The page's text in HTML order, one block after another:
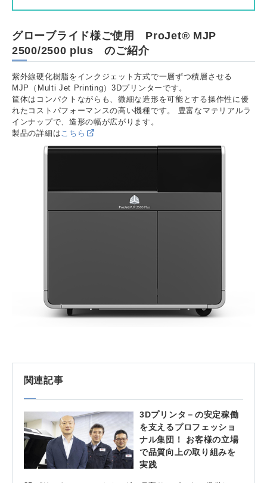
グローブライド様ご使用 ProJet® MJP
2500/2500 plus のご紹介
紫外線硬化樹脂をインクジェット方式で一層ずつ積層させる
MJP（Multi Jet Printing）3Dプリンターです。
筐体はコンパクトながらも、微細な造形を可能とする操作性に優
れたコストパフォーマンスの高い機種です。 豊富なマテリアルラ
インナップで、造形の幅が広がります。
製品の詳細はこちら
関連記事
3Dプリンタ－の安定稼働
を支えるプロフェッショ
ナル集団！ お客様の立場
で品質向上の取り組みを
実践